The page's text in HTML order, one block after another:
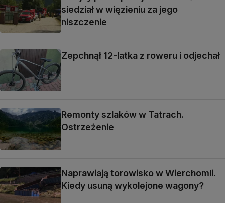
siedział w więzieniu za jego
niszczenie
Zepchnął 12-latka z roweru i odjechał
Remonty szlaków w Tatrach.
Ostrzeżenie
Naprawiają torowisko w Wierchomli.
Kiedy usuną wykolejone wagony?